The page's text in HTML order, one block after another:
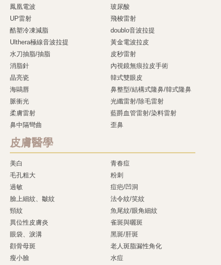
鳳凰電波
玻尿酸
UP雷射
飛梭雷射
酷塑冷凍減脂
doublo音波拉提
Ulthera極線音波拉提
黃金電波拉皮
水刀抽脂/抽脂
皮秒雷射
消脂針
內視鏡無痕拉皮手術
晶亮瓷
韓式雙眼皮
海鷗唇
鼻整型/結構式隆鼻/韓式隆鼻
脈衝光
光纖雷射/除毛雷射
柔膚雷射
藍爵血管雷射/染料雷射
鼻中隔彎曲
歪鼻
皮膚醫學
美白
青春痘
毛孔粗大
粉刺
過敏
痘疤/凹洞
臉上細紋、皺紋
法令紋/笑紋
頸紋
魚尾紋/眼角細紋
異位性皮膚炎
雀斑與曬斑
眼袋、淚溝
黑斑/肝斑
顴骨母斑
老人斑脂漏性角化
瘦小臉
水痘